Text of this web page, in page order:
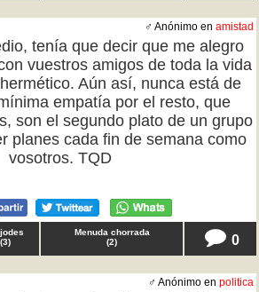
♂ Anónimo en amistad
tenía que decir que me alegro
vuestros amigos de toda la vida
Aún así, nunca está de
empatía por el resto, que
son el segundo plato de un grupo
planes cada fin de semana como
vosotros. TQD
(3)
Menuda chorrada
(2) 0
♂ Anónimo en politica